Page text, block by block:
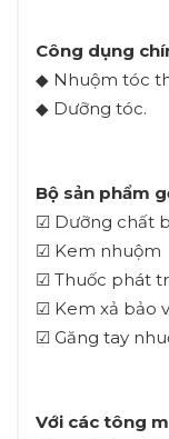
Công dụng
◆ Nhuộm tóc
◆ Dưỡng tóc.
Bộ sản phẩm
☑ Dưỡng chất
☑ Kem nhuộm
☑ Thuốc phát
☑ Kem xả bảo
☑ Găng tay
Với các tông